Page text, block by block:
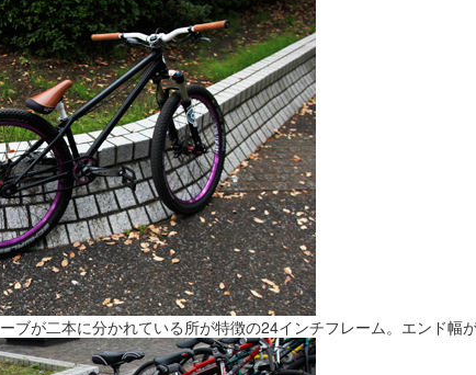
ブが二本に分かれている所が特徴の24インチフレーム。エンド幅